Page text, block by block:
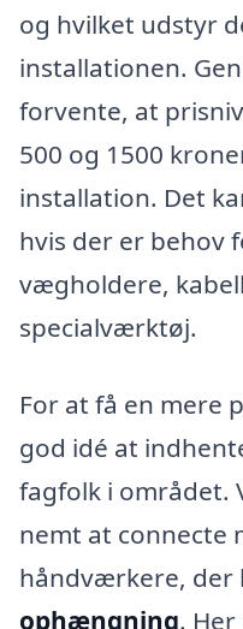
og hvilket udstyr
installationen.
forvente, at
500 og 1500
installation. Det
hvis der er behov
vægholdere,
specialværktøj.
For at få en mere
god idé at
fagfolk i området.
nemt at connecte
håndværkere, der
ophængning.